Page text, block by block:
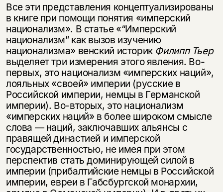
Все эти представления концептуализированы
в книге при помощи понятия «имперский
национализм». В статье «“Имперский
национализм” как вызов изучению
национализма» венский историкФилипп Тьер
выделяет три измерения этого явления. Во-
первых, это национализм «имперских наций»,
лояльных «своей» империи (русские в
Российской империи, немцы в Германской
империи). Во-вторых, это национализм
«имперских наций» в более широком смысле
слова — наций, заключавших альянсы с
правящей династией и имперской
государственностью, не имея при этом
перспектив стать доминирующей силой в
империи (прибалтийские немцы в Российской
империи, евреи в Габсбургской монархии,